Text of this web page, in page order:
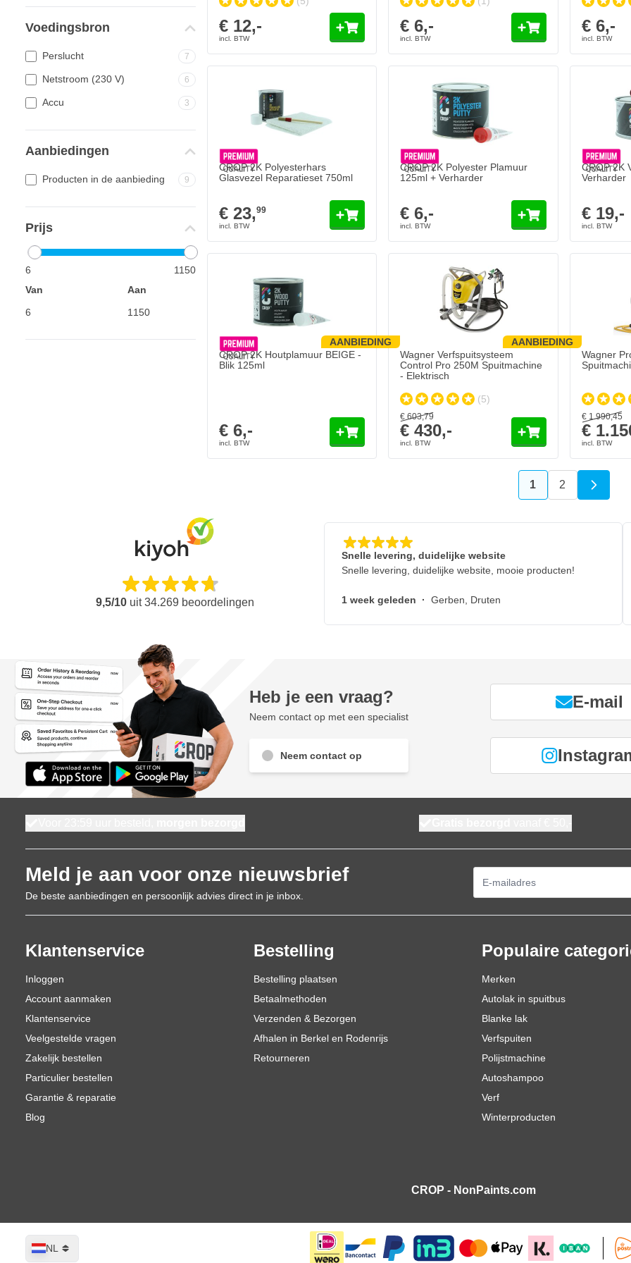
Voedingsbron
Perslucht 7
Netstroom (230 V) 6
Accu 3
Aanbiedingen
Producten in de aanbieding 9
Prijs
6
1150
Van
Aan
€ 12,- € 6,- € 6,-
CROP 2K Polyesterhars
Glasvezel Reparatieset 750ml
€ 23,99
CROP 2K Polyester Plamuur
125ml + Verharder
€ 6,-
CROP 2K
Verharder
€ 19,-
CROP 2K Houtplamuur BEIGE -
Blik 125ml
€ 6,-
AANBIEDING
Wagner Verfspuitsysteem
Control Pro 250M Spuitmachine
- Elektrisch
(5)
€ 603,79
€ 430,-
AANBIEDING
Wagner
€ 1.990,45
€
U lees momenteel
1 Pagina
2
9,5/10uit34.269 beoordelingen
Snelle levering, duidelijke website
Snelle levering, duidelijke website, mooie producten!
1 week geleden · Gerben, Druten
Heb je een vraag?
Neem contact op met een specialist
Neem contact op
E-mail
Meld je aan voor onze nieuwsbrief
De beste aanbiedingen en persoonlijk advies direct in je inbox.
Klantenservice
Inloggen
Account aanmaken
Klantenservice
Veelgestelde vragen
Zakelijk bestellen
Particulier bestellen
Garantie & reparatie
Blog
Bestelling
Bestelling plaatsen
Betaalmethoden
Verzenden & Bezorgen
Afhalen in Berkel en Rodenrijs
Retourneren
Populaire
Merken
Autolak in spuitbus
Blanke lak
Verfspuiten
Polijstmachine
Autoshampoo
Verf
Winterproducten
CROP - NonPaints.com
Taal
NL